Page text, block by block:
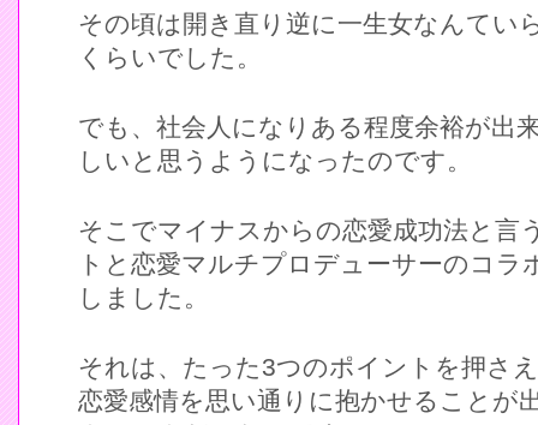
その頃は開き直り逆に一生女なんてい
くらいでした。
でも、社会人になりある程度余裕が出
しいと思うようになったのです。
そこでマイナスからの恋愛成功法と言
トと恋愛マルチプロデューサーのコラ
しました。
それは、たった3つのポイントを押さ
恋愛感情を思い通りに抱かせることが